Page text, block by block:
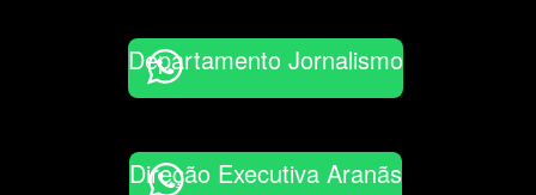
Departamento Jornalismo
Direção Executiva Aranãs